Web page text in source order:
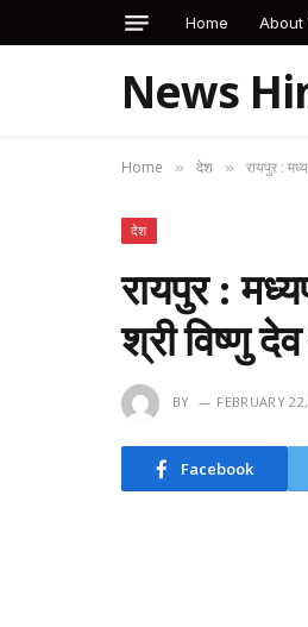
Home About
News
Home » देश » रायपुर :
देश
रायपुर :
श्री विष्णु
BY FEBRUARY
Facebook